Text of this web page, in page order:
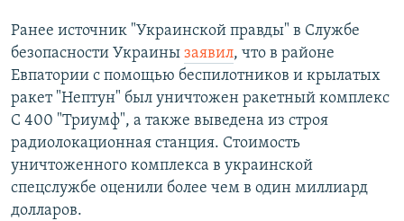
Ранее источник "Украинской правды" в Службе
безопасности Украины заявил, что в районе
Евпатории с помощью беспилотников и крылатых
ракет "Нептун" был уничтожен ракетный комплекс
С 400 "Триумф", а также выведена из строя
радиолокационная станция. Стоимость
уничтоженного комплекса в украинской
спецслужбе оценили более чем в один миллиард
долларов.